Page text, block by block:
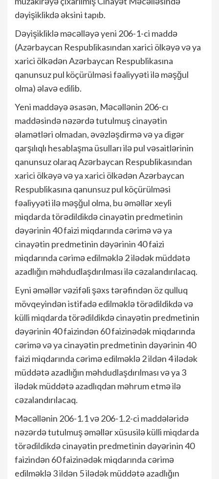
dəyişiklikdə əksini tapıb.
Dəyişikliklə məcəlləyə yeni 206-1-ci maddə
(Azərbaycan Respublikasından xarici ölkəyə və ya
xarici ölkədən Azərbaycan Respublikasına
qanunsuz pul köçürülməsi fəaliyyəti ilə məşğul
olma) əlavə edilib.
Yeni maddəyə əsasən, Məcəllənin 206-cı
maddəsində nəzərdə tutulmuş cinayətin
əlamətləri olmadan, əvəzləşdirmə və ya digər
qarşılıqlı hesablaşma üsulları ilə pul vəsaitlərinin
qanunsuz olaraq Azərbaycan Respublikasından
xarici ölkəyə və ya xarici ölkədən Azərbaycan
Respublikasına qanunsuz pul köçürülməsi
fəaliyyəti ilə məşğul olma, bu əməllər xeyli
miqdarda törədildikdə cinayətin predmetinin
dəyərinin 40 faizi miqdarında cərimə və ya
cinayətin predmetinin dəyərinin 40 faizi
miqdarında cərimə edilməklə 2 ilədək müddətə
azadlığın məhdudlaşdırılması ilə cəzalandırılacaq.
Eyni əməllər vəzifəli şəxs tərəfindən öz qulluq
mövqeyindən istifadə edilməklə törədildikdə və
külli miqdarda törədildikdə cinayətin predmetinin
dəyərinin 40 faizindən 60 faizinədək miqdarında
cərimə və ya cinayətin predmetinin dəyərinin 40
faizi miqdarında cərimə edilməklə 2 ildən 4 ilədək
müddətə azadlığın məhdudlaşdırılması və ya 3
ilədək müddətə azadlıqdan məhrum etmə ilə
cəzalandırılacaq.
Məcəllənin 206-1.1 və 206-1.2-ci maddələridə
nəzərdə tutulmuş əməllər xüsusilə külli miqdarda
törədildikdə cinayətin predmetinin dəyərinin 40
faizindən 60 faizinədək miqdarında cərimə
edilməklə 3 ildən 5 ilədək müddətə azadlığın